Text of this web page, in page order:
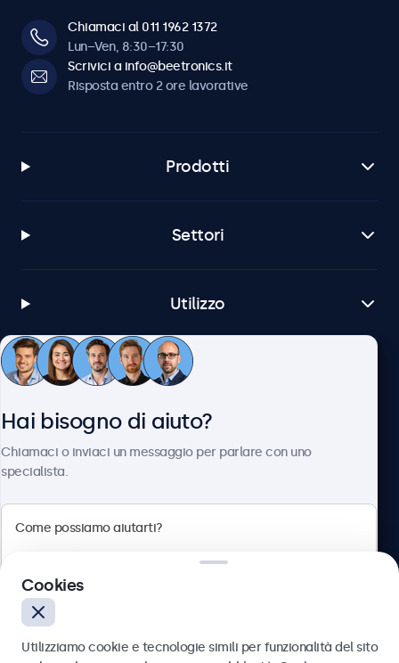
Chiamaci al 011 1962 1372
Lun–Ven, 8:30–17:30
Scrivici a info@beetronics.it
Risposta entro 2 ore lavorative
Prodotti
Settori
Utilizzo
Servizio Clienti
Italiano
Hai bisogno di aiuto?
Chiamaci o inviaci un messaggio per parlare con uno
specialista.
Cookies
Utilizziamo cookie e tecnologie simili per funzionalità del sito